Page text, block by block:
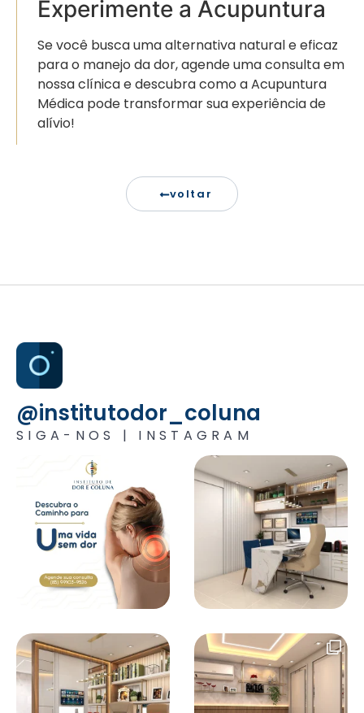
Experimente a Acupuntura
Se você busca uma alternativa natural e eficaz
para o manejo da dor, agende uma consulta em
nossa clínica e descubra como a Acupuntura
Médica pode transformar sua experiência de
alívio!
voltar
@institutodor_coluna
SIGA-NOS | INSTAGRAM